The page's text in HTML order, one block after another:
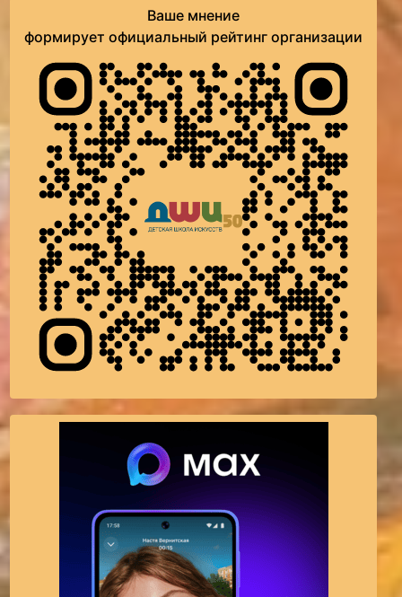
Ваше мнение
формирует официальный рейтинг организации